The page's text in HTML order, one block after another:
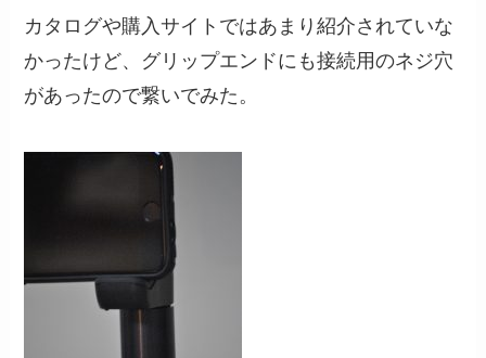
カタログや購入サイトではあまり紹介されていな
かったけど、グリップエンドにも接続用のネジ穴
があったので繋いでみた。